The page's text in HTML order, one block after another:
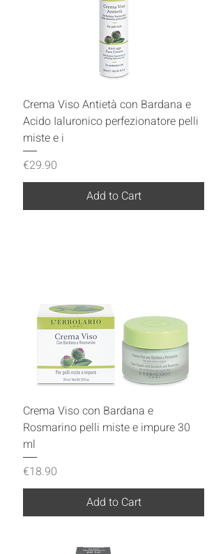
Crema Viso Antietà con Bardana e
Acido Ialuronico perfezionatore pelli
miste e i
Price
€29.90
Add to Cart
Crema Viso con Bardana e
Rosmarino pelli miste e impure 30
ml
Price
€18.90
Add to Cart